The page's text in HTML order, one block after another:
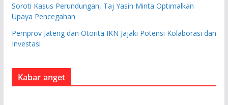
Soroti Kasus Perundungan, Taj Yasin Minta Optimalkan
Upaya Pencegahan
Pemprov Jateng dan Otorita IKN Jajaki Potensi Kolaborasi dan
Investasi
Kabar anget